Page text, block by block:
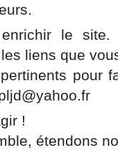
le site.
liens que
pour
!
étendons